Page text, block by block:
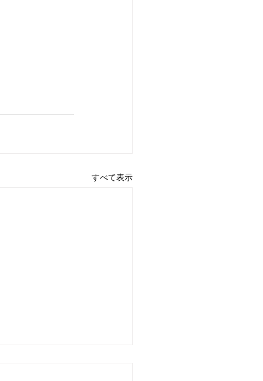
すべて表示